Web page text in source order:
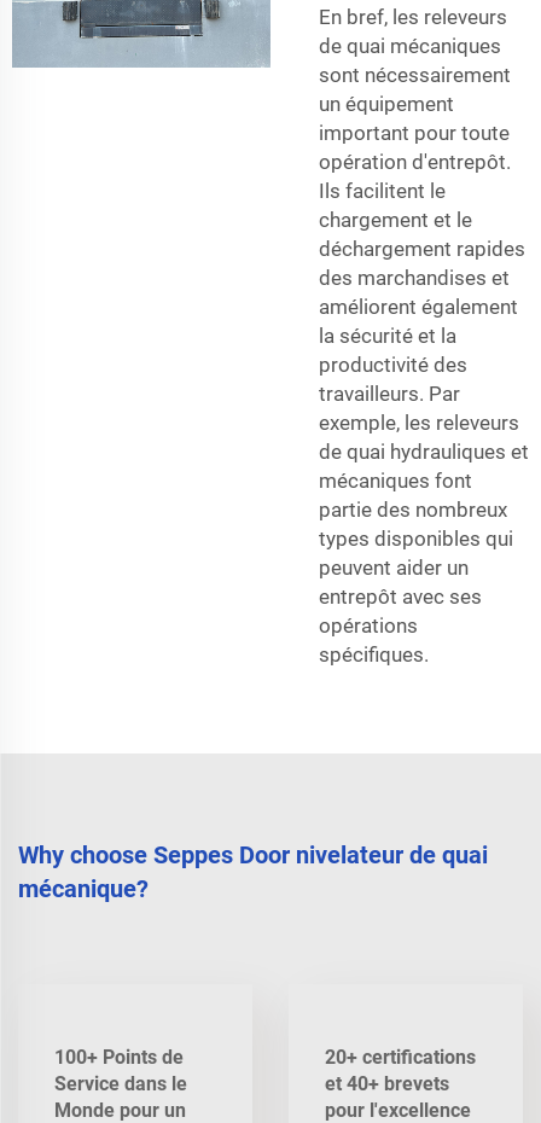
En bref, les releveurs
de quai mécaniques
sont nécessairement
un équipement
important pour toute
opération d'entrepôt.
Ils facilitent le
chargement et le
déchargement rapides
des marchandises et
améliorent également
la sécurité et la
productivité des
travailleurs. Par
exemple, les releveurs
de quai hydrauliques et
mécaniques font
partie des nombreux
types disponibles qui
peuvent aider un
entrepôt avec ses
opérations
spécifiques.
Why choose Seppes Door nivelateur de quai
mécanique?
100+ Points de
Service dans le
Monde pour un
20+ certifications
et 40+ brevets
pour l'excellence